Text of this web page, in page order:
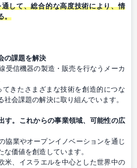
して、総合的な高度技術により、情
。
の課題を解決
受信機器の製造・販売を行なうメーカ
てきたさまざまな技術を創造的につな
社会課題の解決に取り組んでいます。
す。これからの事業領域、可能性の広
協業やオープンイノベーションを通じ
価値を創造しています。
米、イスラエルを中心とした世界中の